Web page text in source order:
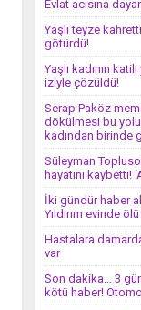
Evlat acısına
Yaşlı teyze
götürdü!
Yaşlı kadının
iziyle çözüldü!
Serap Paköz
dökülmesi bu
kadından birinde
Süleyman
hayatını kaybetti!
İki gündür haber
Yıldırım evinde
Hastalara
var
Son dakika… 3
kötü haber!